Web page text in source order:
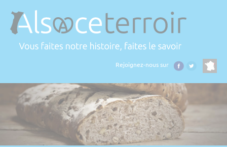
Rejoignez-nous sur